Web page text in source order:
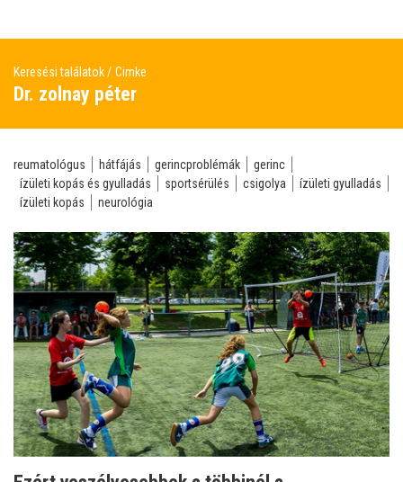
Keresési találatok Cimke
Dr. zolnay péter
reumatológus hátfájás gerincproblémák
gerinc
ízületi kopás és gyulladás
sportsérülés csigolya
ízületi gyulladás
ízületi kopás
neurológia